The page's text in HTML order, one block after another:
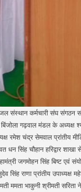
संस्थान कर्मचारी संघ संगठन
गढ़वाल मंडल के अध्यक्ष
रमेश चंद्र सेमवाल प्रांतीय
धन सिंह चौहान हरिद्वार
जगमोहन सिंह बिष्ट एवं
सिंह राणा प्रांतीय
भाकुनी श्रीमती सरिता